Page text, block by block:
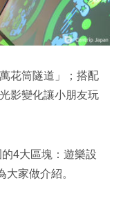
花筒隧道」；搭配
影變化讓小朋友玩
4大區塊：遊樂設
家做介紹。